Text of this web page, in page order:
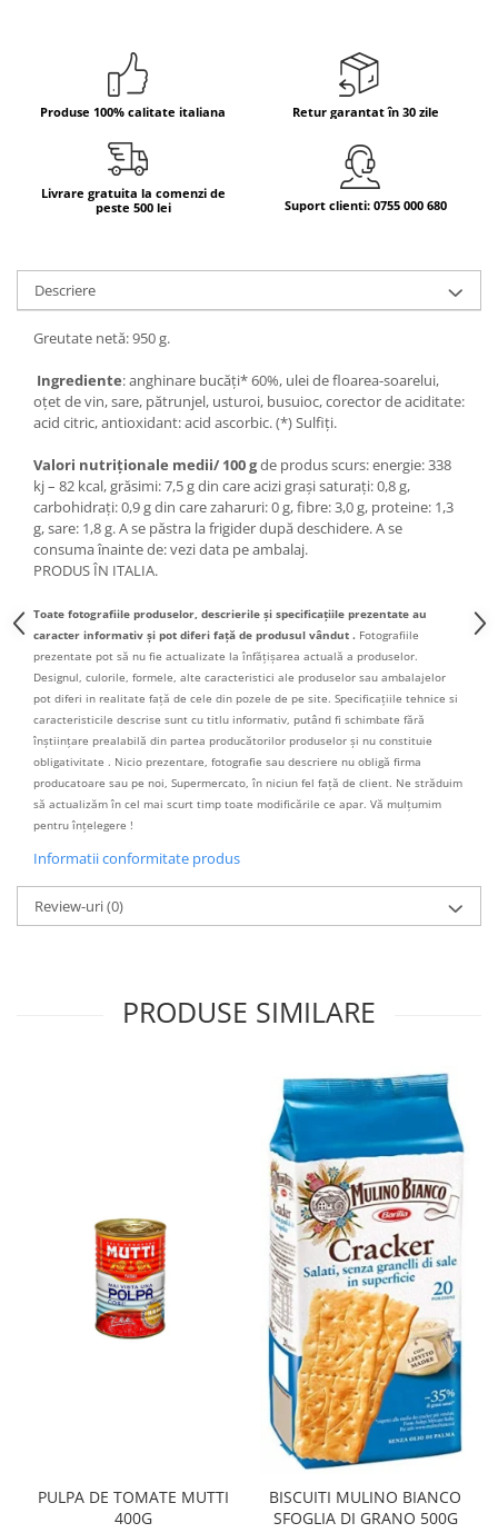
Bauturi aperitive, alcoolice
Apa italiana
Sucuri si bauturi racoritoare
Panettone cozonac italian,
Produse de panificatie
Produse de patiserie
Produse 100% calitate italiana Retur garantat în 30 zile
Livrare gratuita la comenzi de
peste 500 lei
Suport clienti: 0755 000 680
Descriere
Greutate netă: 950 g.
Ingrediente: anghinare bucăți* 60%, ulei de floarea-soarelui,
oțet de vin, sare, pătrunjel, usturoi, busuioc, corector de aciditate:
acid citric, antioxidant: acid ascorbic. (*) Sulfiți.
Valori nutriționale medii/ 100 gde produs scurs: energie: 338
kj – 82 kcal, grăsimi: 7,5 g din care acizi grași saturați: 0,8 g,
carbohidrați: 0,9 g din care zaharuri: 0 g, fibre: 3,0 g, proteine: 1,3
g, sare: 1,8 g. A se păstra la frigider după deschidere. A se
consuma înainte de: vezi data pe ambalaj.
PRODUS ÎN ITALIA.
Toate fotografiile produselor, descrierile și specificațiile prezentate au
caracter informativ și pot diferi față de produsul vândut . Fotografiile
prezentate pot să nu fie actualizate la înfățișarea actuală a produselor.
Designul, culorile, formele, alte caracteristici ale produselor sau ambalajelor
pot diferi in realitate față de cele din pozele de pe site. Specificațiile tehnice si
caracteristicile descrise sunt cu titlu informativ, putând fi schimbate fără
înștiințare prealabilă din partea producătorilor produselor și nu constituie
obligativitate . Nicio prezentare, fotografie sau descriere nu obligă firma
producatoare sau pe noi, Supermercato, în niciun fel față de client. Ne străduim
să actualizăm în cel mai scurt timp toate modificările ce apar. Vă mulțumim
pentru înțelegere !
Informatii conformitate produs
Review-uri(0)
PRODUSE SIMILARE
PULPA DE TOMATE MUTTI
400G
BISCUITI MULINO BIANCO
SFOGLIA DI GRANO 500G